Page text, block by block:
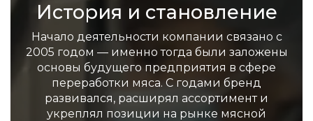
История и становление
Начало деятельности компании связано с
2005 годом — именно тогда были заложены
основы будущего предприятия в сфере
переработки мяса. С годами бренд
развивался, расширял ассортимент и
укреплял позиции на рынке мясной